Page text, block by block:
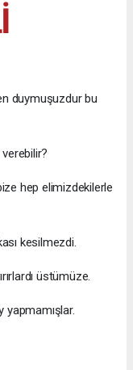
duymuşuzdur bu
hep elimizdekilerle
kesilmezdi.
üstümüze.
yapmamışlar.